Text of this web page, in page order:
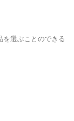
を選ぶことのできる